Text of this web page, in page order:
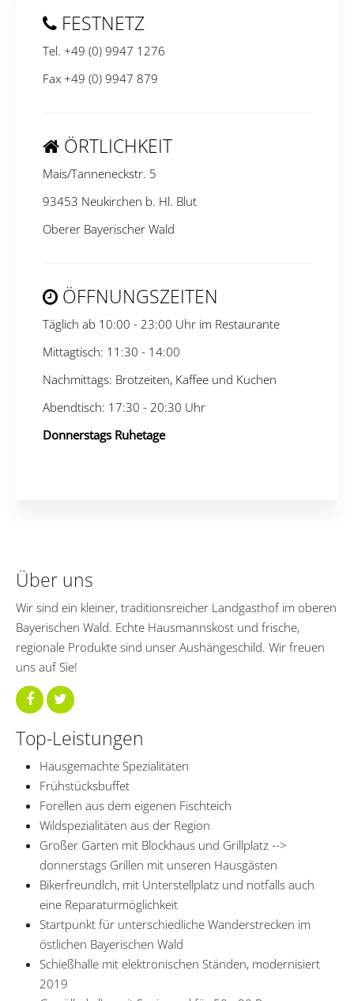
FESTNETZ
Tel. +49 (0) 9947 1276
Fax +49 (0) 9947 879
ÖRTLICHKEIT
Mais/Tanneneckstr. 5
93453 Neukirchen b. Hl. Blut
Oberer Bayerischer Wald
ÖFFNUNGSZEITEN
Täglich ab 10:00 - 23:00 Uhr im Restaurante
Mittagtisch: 11:30 - 14:00
Nachmittags: Brotzeiten, Kaffee und Kuchen
Abendtisch: 17:30 - 20:30 Uhr
Donnerstags Ruhetage
Über uns
Wir sind ein kleiner, traditionsreicher Landgasthof im oberen
Bayerischen Wald. Echte Hausmannskost und frische,
regionale Produkte sind unser Aushängeschild. Wir freuen
uns auf Sie!
Top-Leistungen
Hausgemachte Spezialitäten
Frühstücksbuffet
Forellen aus dem eigenen Fischteich
Wildspezialitäten aus der Region
Großer Garten mit Blockhaus und Grillplatz -->
donnerstags Grillen mit unseren Hausgästen
Bikerfreundlch, mit Unterstellplatz und notfalls auch
eine Reparaturmöglichkeit
Startpunkt für unterschiedliche Wanderstrecken im
östlichen Bayerischen Wald
Schießhalle mit elektronischen Ständen, modernisiert
2019